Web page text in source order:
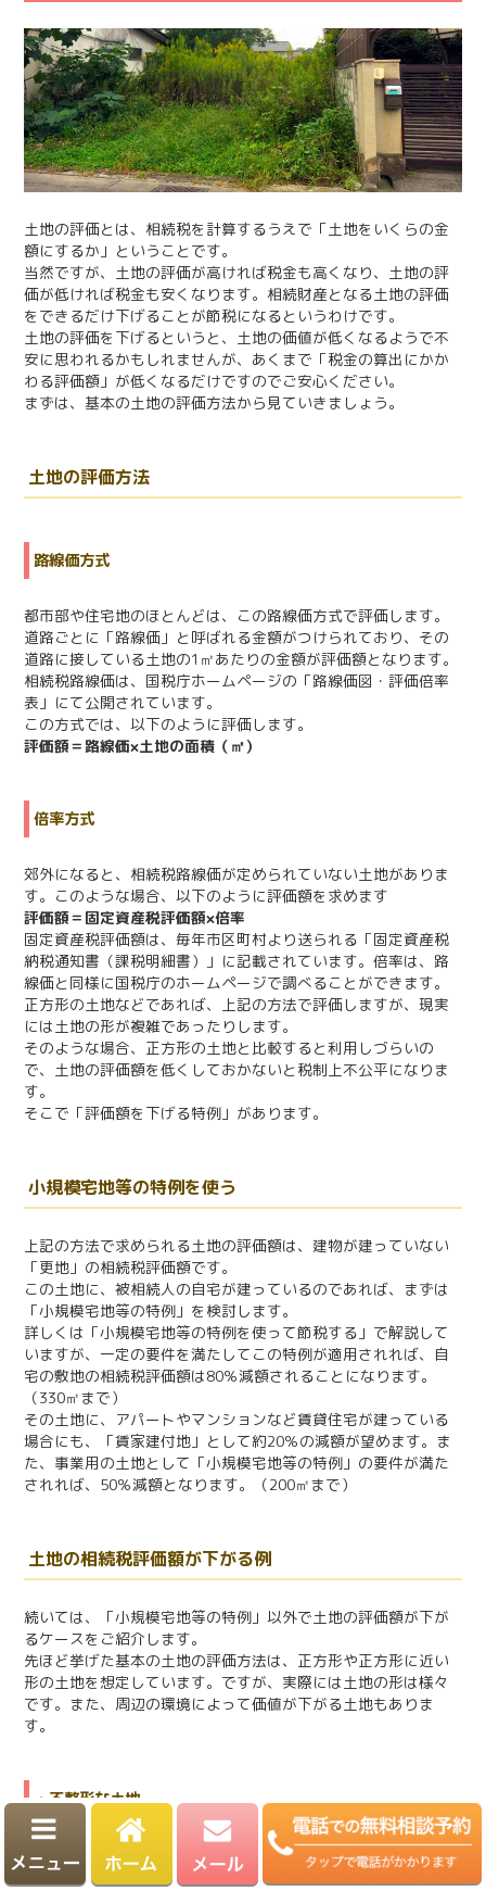
土地の評価とは、相続税を計算するうえで「土地をいくらの金
額にするか」ということです。
当然ですが、土地の評価が高ければ税金も高くなり、土地の評
価が低ければ税金も安くなります。相続財産となる土地の評価
をできるだけ下げることが節税になるというわけです。
土地の評価を下げるというと、土地の価値が低くなるようで不
安に思われるかもしれませんが、あくまで「税金の算出にかか
わる評価額」が低くなるだけですのでご安心ください。
まずは、基本の土地の評価方法から見ていきましょう。
土地の評価方法
路線価方式
都市部や住宅地のほとんどは、この路線価方式で評価します。
道路ごとに「路線価」と呼ばれる金額がつけられており、その
道路に接している土地の1㎡あたりの金額が評価額となります。
相続税路線価は、国税庁ホームページの「路線価図・評価倍率
表」にて公開されています。
この方式では、以下のように評価します。
評価額＝路線価×土地の面積（㎡）
倍率方式
郊外になると、相続税路線価が定められていない土地がありま
す。このような場合、以下のように評価額を求めます
評価額＝固定資産税評価額×倍率
固定資産税評価額は、毎年市区町村より送られる「固定資産税
納税通知書（課税明細書）」に記載されています。倍率は、路
線価と同様に国税庁のホームページで調べることができます。
正方形の土地などであれば、上記の方法で評価しますが、現実
には土地の形が複雑であったりします。
そのような場合、正方形の土地と比較すると利用しづらいの
で、土地の評価額を低くしておかないと税制上不公平になりま
す。
そこで「評価額を下げる特例」があります。
小規模宅地等の特例を使う
上記の方法で求められる土地の評価額は、建物が建っていない
「更地」の相続税評価額です。
この土地に、被相続人の自宅が建っているのであれば、まずは
「小規模宅地等の特例」を検討します。
詳しくは「小規模宅地等の特例を使って節税する」で解説して
いますが、一定の要件を満たしてこの特例が適用されれば、自
宅の敷地の相続税評価額は80％減額されることになります。
（330㎡まで）
その土地に、アパートやマンションなど賃貸住宅が建っている
場合にも、「賃家建付地」として約20％の減額が望めます。ま
た、事業用の土地として「小規模宅地等の特例」の要件が満た
されれば、50％減額となります。（200㎡まで）
土地の相続税評価額が下がる例
続いては、「小規模宅地等の特例」以外で土地の評価額が下が
るケースをご紹介します。
先ほど挙げた基本の土地の評価方法は、正方形や正方形に近い
形の土地を想定しています。ですが、実際には土地の形は様々
です。また、周辺の環境によって価値が下がる土地もありま
す。
・不整形な土地
正方形や長方形外の土地は「不整形地」と呼ばれ、評価額が下
がる可能性があります。路線価格は道路に付いた価格なので、